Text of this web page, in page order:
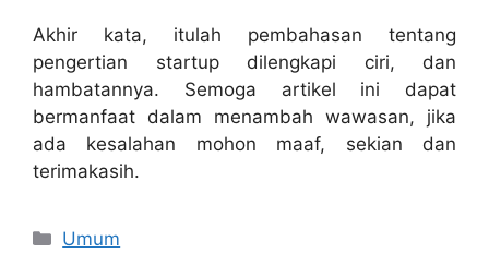
Akhir kata, itulah pembahasan tentang
pengertian startup dilengkapi ciri, dan
hambatannya. Semoga artikel ini dapat
bermanfaat dalam menambah wawasan, jika
ada kesalahan mohon maaf, sekian dan
terimakasih.
Categories
Umum